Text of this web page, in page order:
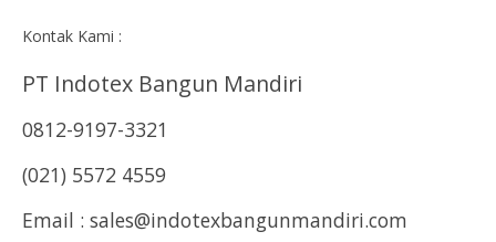
Kontak Kami :
PT Indotex Bangun Mandiri
0812-9197-3321
(021) 5572 4559
Email : sales@indotexbangunmandiri.com